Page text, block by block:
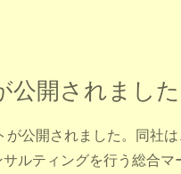
公開されました
公開されました。同社
ルティングを行う総合マ